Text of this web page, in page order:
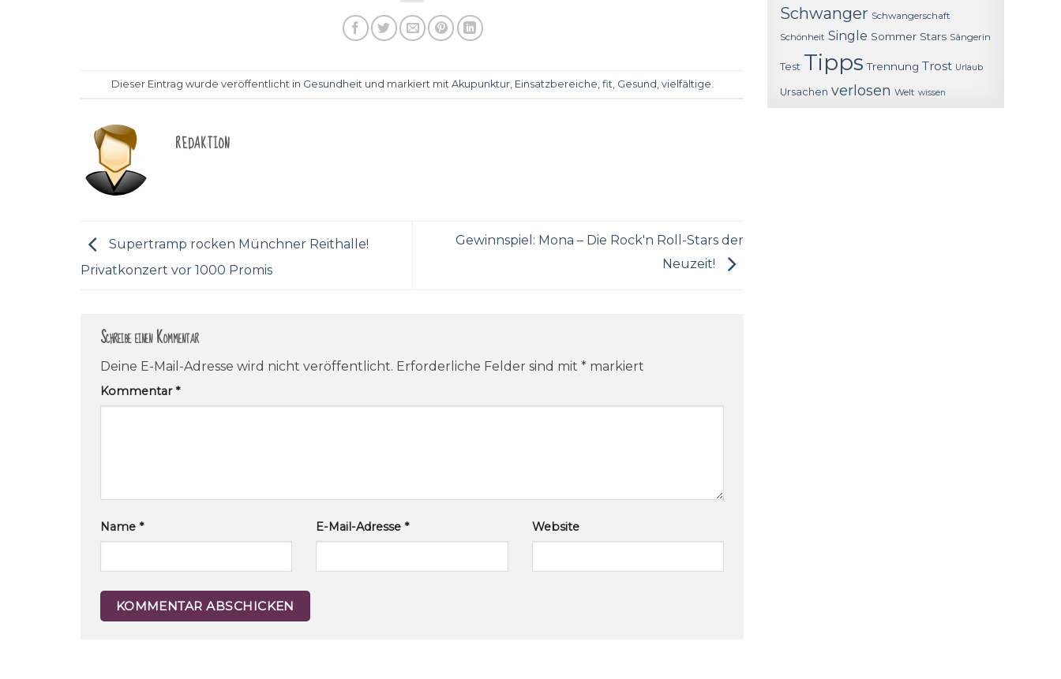
Dieser Eintrag wurde veröffentlicht in Gesundheit und markiert mit Akupunktur, Einsatzbereiche fit Gesund vielfältige
REDAKTION
Supertramp rocken Münchner Reithalle!
Privatkonzert vor 1000 Promis
Gewinnspiel: Mona – Die Rock'n Roll-Stars der
Neuzeit!
Schreibe einen Kommentar
Deine E-Mail-Adresse wird nicht veröffentlicht. Erforderliche Felder sind mit * markiert
Kommentar*
Name * E-Mail-Adresse* Website
Schwanger Schwangerschaft
Schönheit Single Sommer Stars Sängerin
Test Tipps Trennung Trost Urlaub
Ursachen verlosen Welt wissen